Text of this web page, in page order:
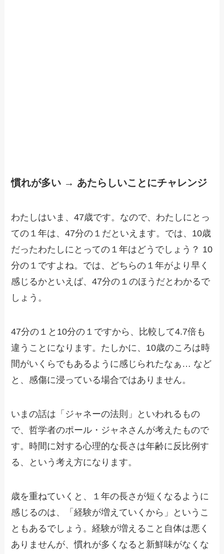
慣れが多い → あたらしいことにチャレンジ
わたしはいま、47歳です。なので、わたしにとっ
ての１年は、47分の１だといえます。では、10歳
だったわたしにとっての１年はどうでしょう？ 10
分の１ですよね。では、どちらの１年がより早く
感じるかといえば、47分の１のほうだとわかるで
しょう。
47分の１と10分の１ですから、比較して4.7倍も
違うことになります。たしかに、10歳のころは時
間がいくらでもあるように感じられたなぁ… など
と、感傷に浸っている場合ではありません。
いまの話は「ジャネーの法則」といわれるもの
で、哲学者のポール・ジャネさんが考えたもので
す。時間に対する心理的な長さは年齢に反比例す
る、という考え方になります。
歳を重ねていくと、１年の長さが短くなるように
感じるのは、「経験が増えていくから」というこ
ともあるでしょう。経験が増えること自体は悪く
ありませんが、慣れが多くなると新鮮味がなくな